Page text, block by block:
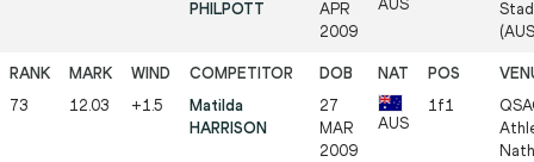
PHILPOTT
APR
2009
AUS
73 12.03 +1.5
Matilda
HARRISON
27
MAR
2009
AUS
1f1